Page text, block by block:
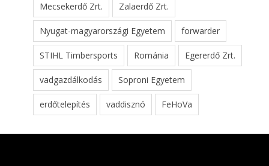
Mecsekerdő Zrt. Zalaerdő Zrt.
Nyugat-magyarországi Egyetem forwarder
STIHL Timbersports Románia Egererdő Zrt.
vadgazdálkodás Soproni Egyetem
erdőtelepítés vaddisznó FeHoVa